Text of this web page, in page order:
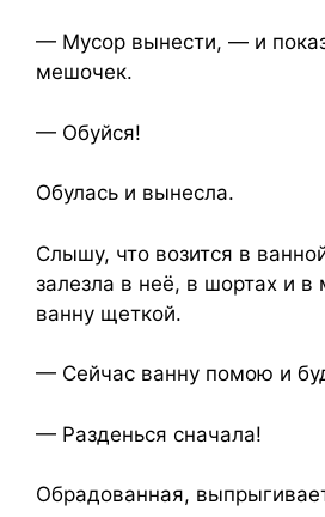
— Мусор вынести, — и
мешочек.
— Обуйся!
Обулась и вынесла.
Слышу, что возится в
залезла в неё, в шортах и в
ванну щеткой.
— Сейчас ванну помою и
— Разденься сначала!
Обрадованная,